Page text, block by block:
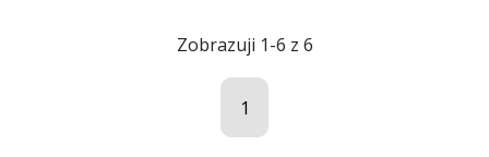
Zobrazuji 1-6 z 6
1